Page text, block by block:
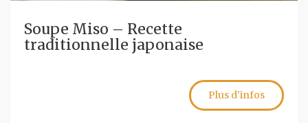
Soupe Miso – Recette
traditionnelle japonaise
Plus d'infos